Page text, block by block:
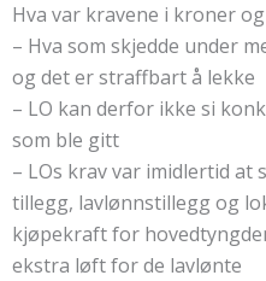
Hva var kravene i kroner
– Hva som skjedde under
og det er straffbart å lekke
– LO kan derfor ikke si
som ble gitt
– LOs krav var imidlertid at
tillegg, lavlønnstillegg og
kjøpekraft for
ekstra løft for de lavlønte